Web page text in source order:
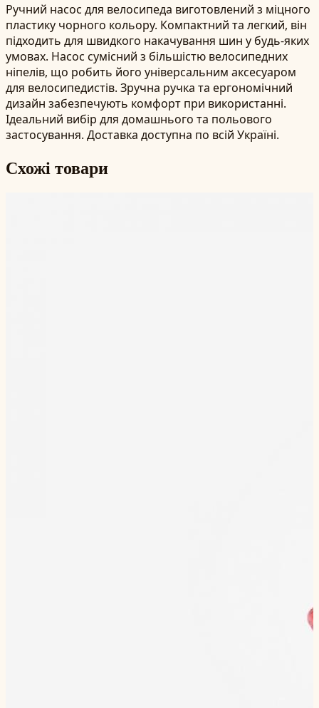
Ручний насос для велосипеда виготовлений з міцного
пластику чорного кольору. Компактний та легкий, він
підходить для швидкого накачування шин у будь-яких
умовах. Насос сумісний з більшістю велосипедних
ніпелів, що робить його універсальним аксесуаром
для велосипедистів. Зручна ручка та ергономічний
дизайн забезпечують комфорт при використанні.
Ідеальний вибір для домашнього та польового
застосування. Доставка доступна по всій Україні.
Схожі товари